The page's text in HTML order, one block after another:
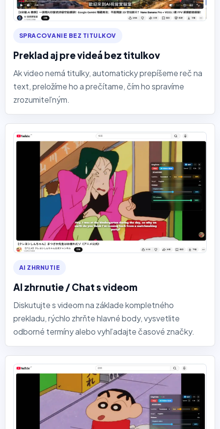
SPRACOVANIE BEZ TITULKOV
Preklad aj pre videá bez titulkov
Ak video nemá titulky, automaticky prepíšeme reč na
text, preložíme ho a prečítame, čím ho spravíme
zrozumiteľným.
AI ZHRNUTIE
AI zhrnutie / Chat s videom
Diskutujte s videom na základe kompletného
prekladu, rýchlo zhrňte hlavné body, vysvetlite
odborné termíny alebo vyhľadajte časové značky.